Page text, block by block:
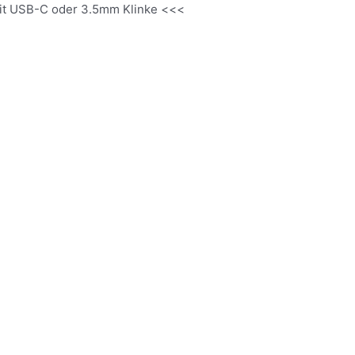
USB-C oder 3.5mm Klinke <<<